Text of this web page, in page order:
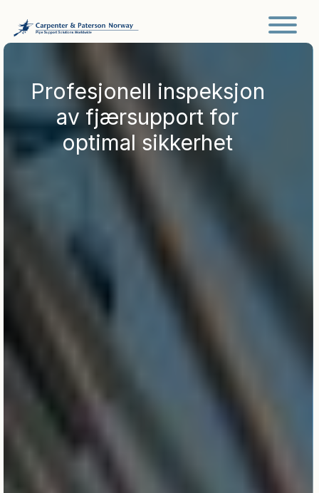
Main Navigation
Profesjonell inspeksjon
av fjærsupport for
optimal sikkerhet